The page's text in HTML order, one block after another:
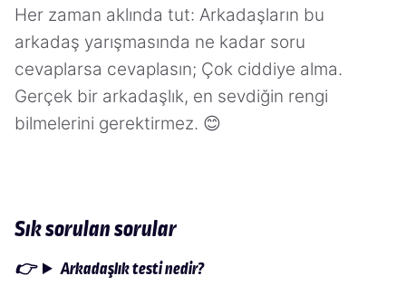
Her zaman aklında tut: Arkadaşların bu
arkadaş yarışmasında ne kadar soru
cevaplarsa cevaplasın; Çok ciddiye alma.
Gerçek bir arkadaşlık, en sevdiğin rengi
bilmelerini gerektirmez. 😊
Sık sorulan sorular
Arkadaşlık testi nedir?